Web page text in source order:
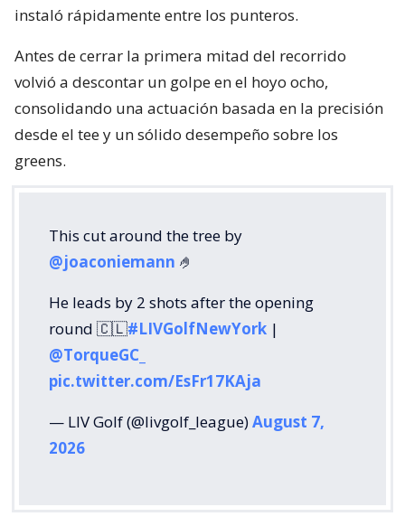
instaló rápidamente entre los punteros.
Antes de cerrar la primera mitad del recorrido
volvió a descontar un golpe en el hoyo ocho,
consolidando una actuación basada en la precisión
desde el tee y un sólido desempeño sobre los
greens.
This cut around the tree by
@joaconiemann 🤌
He leads by 2 shots after the opening
round 🇨🇱#LIVGolfNewYork |
@TorqueGC_
pic.twitter.com/EsFr17KAja
— LIV Golf (@livgolf_league)August 7,
2026